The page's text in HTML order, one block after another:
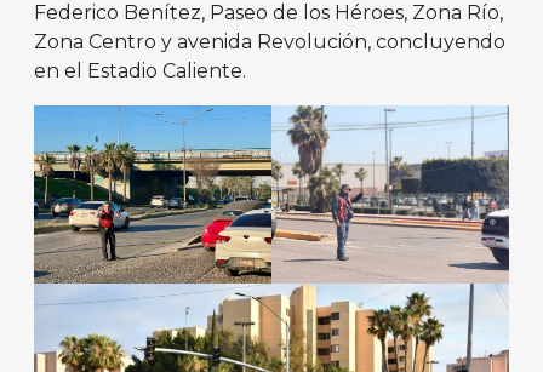
Federico Benítez, Paseo de los Héroes, Zona Río,
Zona Centro y avenida Revolución, concluyendo
en el Estadio Caliente.